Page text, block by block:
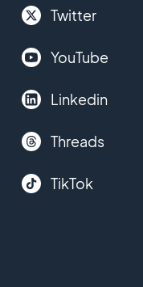
Twitter
YouTube
Linkedin
Threads
TikTok